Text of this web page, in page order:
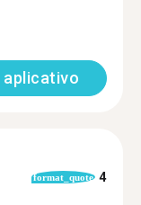
aplicativo
format_quote 4